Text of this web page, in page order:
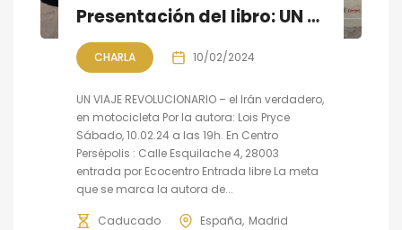
Presentación del libro: UN VIAJE REVOLUCIONARIO – el Irán verdadero, en motocicleta De Lois Pryce
CHARLA 10/02/2024
UN VIAJE REVOLUCIONARIO – el Irán verdadero,
en motocicleta Por la autora: Lois Pryce
Sábado, 10.02.24 a las 19h. En Centro
Persépolis : Calle Esquilache 4, 28003
entrada por Ecocentro Entrada libre La meta
que se marca la autora de...
Caducado España Madrid